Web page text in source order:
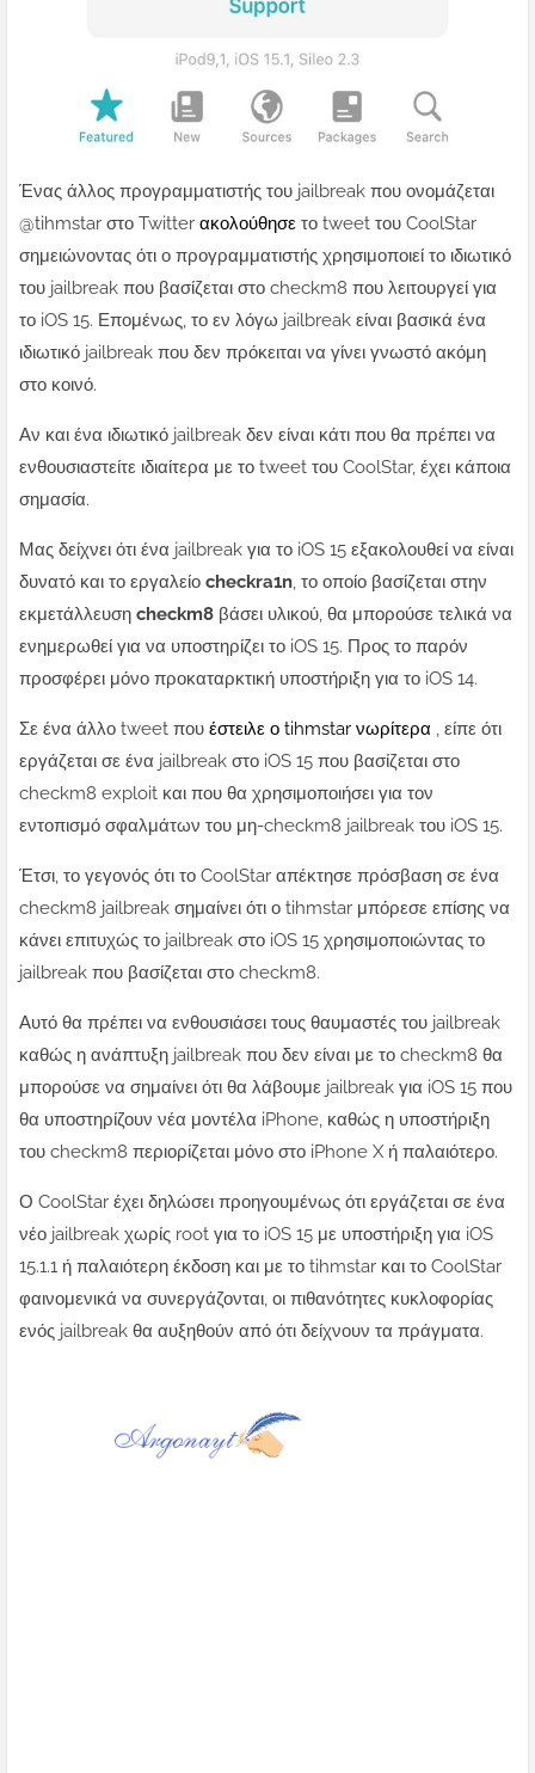
Ένας άλλος προγραμματιστής του jailbreak που ονομάζεται
@tihmstar στο Twitter ακολούθησε το tweet του CoolStar
σημειώνοντας ότι ο προγραμματιστής χρησιμοποιεί το ιδιωτικό
του jailbreak που βασίζεται στο checkm8 που λειτουργεί για
το iOS 15. Επομένως, το εν λόγω jailbreak είναι βασικά ένα
ιδιωτικό jailbreak που δεν πρόκειται να γίνει γνωστό ακόμη
στο κοινό.
Αν και ένα ιδιωτικό jailbreak δεν είναι κάτι που θα πρέπει να
ενθουσιαστείτε ιδιαίτερα με το tweet του CoolStar, έχει κάποια
σημασία.
Μας δείχνει ότι ένα jailbreak για το iOS 15 εξακολουθεί να είναι
δυνατό και το εργαλείο checkra1n, το οποίο βασίζεται στην
εκμετάλλευση checkm8 βάσει υλικού, θα μπορούσε τελικά να
ενημερωθεί για να υποστηρίζει το iOS 15. Προς το παρόν
προσφέρει μόνο προκαταρκτική υποστήριξη για το iOS 14.
Σε ένα άλλο tweet που έστειλε ο tihmstar νωρίτερα , είπε ότι
εργάζεται σε ένα jailbreak στο iOS 15 που βασίζεται στο
checkm8 exploit και που θα χρησιμοποιήσει για τον
εντοπισμό σφαλμάτων του μη-checkm8 jailbreak του iOS 15.
Έτσι, το γεγονός ότι το CoolStar απέκτησε πρόσβαση σε ένα
checkm8 jailbreak σημαίνει ότι ο tihmstar μπόρεσε επίσης να
κάνει επιτυχώς το jailbreak στο iOS 15 χρησιμοποιώντας το
jailbreak που βασίζεται στο checkm8.
Αυτό θα πρέπει να ενθουσιάσει τους θαυμαστές του jailbreak
καθώς η ανάπτυξη jailbreak που δεν είναι με το checkm8 θα
μπορούσε να σημαίνει ότι θα λάβουμε jailbreak για iOS 15 που
θα υποστηρίζουν νέα μοντέλα iPhone, καθώς η υποστήριξη
του checkm8 περιορίζεται μόνο στο iPhone X ή παλαιότερο.
Ο CoolStar έχει δηλώσει προηγουμένως ότι εργάζεται σε ένα
νέο jailbreak χωρίς root για το iOS 15 με υποστήριξη για iOS
15.1.1 ή παλαιότερη έκδοση και με το tihmstar και το CoolStar
φαινομενικά να συνεργάζονται, οι πιθανότητες κυκλοφορίας
ενός jailbreak θα αυξηθούν από ότι δείχνουν τα πράγματα.